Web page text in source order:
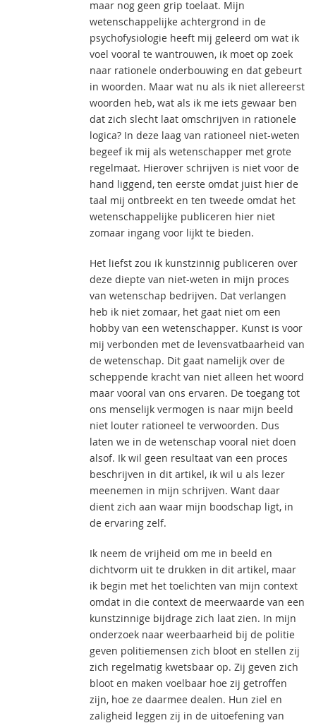
maar nog geen grip toelaat. Mijn
wetenschappelijke achtergrond in de
psychofysiologie heeft mij geleerd om wat ik
voel vooral te wantrouwen, ik moet op zoek
naar rationele onderbouwing en dat gebeurt
in woorden. Maar wat nu als ik niet allereerst
woorden heb, wat als ik me iets gewaar ben
dat zich slecht laat omschrijven in rationele
logica? In deze laag van rationeel niet-weten
begeef ik mij als wetenschapper met grote
regelmaat. Hierover schrijven is niet voor de
hand liggend, ten eerste omdat juist hier de
taal mij ontbreekt en ten tweede omdat het
wetenschappelijke publiceren hier niet
zomaar ingang voor lijkt te bieden.
Het liefst zou ik kunstzinnig publiceren over
deze diepte van niet-weten in mijn proces
van wetenschap bedrijven. Dat verlangen
heb ik niet zomaar, het gaat niet om een
hobby van een wetenschapper. Kunst is voor
mij verbonden met de levensvatbaarheid van
de wetenschap. Dit gaat namelijk over de
scheppende kracht van niet alleen het woord
maar vooral van ons ervaren. De toegang tot
ons menselijk vermogen is naar mijn beeld
niet louter rationeel te verwoorden. Dus
laten we in de wetenschap vooral niet doen
alsof. Ik wil geen resultaat van een proces
beschrijven in dit artikel, ik wil u als lezer
meenemen in mijn schrijven. Want daar
dient zich aan waar mijn boodschap ligt, in
de ervaring zelf.
Ik neem de vrijheid om me in beeld en
dichtvorm uit te drukken in dit artikel, maar
ik begin met het toelichten van mijn context
omdat in die context de meerwaarde van een
kunstzinnige bijdrage zich laat zien. In mijn
onderzoek naar weerbaarheid bij de politie
geven politiemensen zich bloot en stellen zij
zich regelmatig kwetsbaar op. Zij geven zich
bloot en maken voelbaar hoe zij getroffen
zijn, hoe ze daarmee dealen. Hun ziel en
zaligheid leggen zij in de uitoefening van